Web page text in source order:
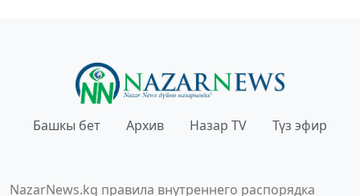
Башкы бет Архив Назар TV Түз эфир
NazarNews.kg правила внутреннего распорядка